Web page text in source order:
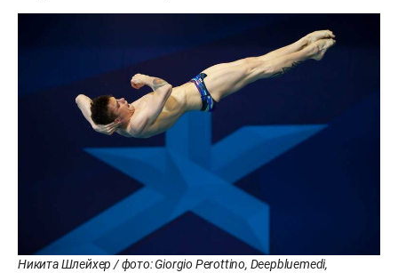
Никита Шлейхер / фото: Giorgio Perottino, Deepbluemedi,